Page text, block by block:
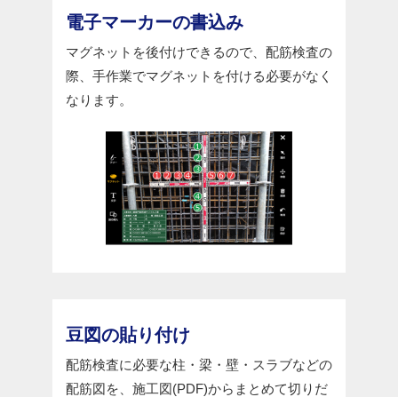
電子マーカーの書込み
マグネットを後付けできるので、配筋検査の
際、手作業でマグネットを付ける必要がなく
なります。
豆図の貼り付け
配筋検査に必要な柱・梁・壁・スラブなどの
配筋図を、施工図(PDF)からまとめて切りだ